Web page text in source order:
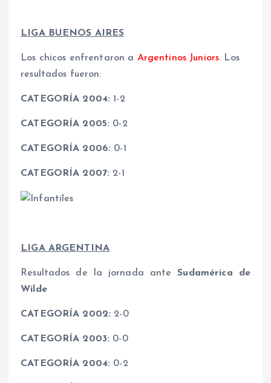
LIGA BUENOS AIRES
Los chicos enfrentaron a Argentinos Juniors. Los
resultados fueron:
CATEGORÍA 2004: 1-2
CATEGORÍA 2005: 0-2
CATEGORÍA 2006: 0-1
CATEGORÍA 2007: 2-1
LIGA ARGENTINA
Resultados de la jornada anteSudamérica de
Wilde
CATEGORÍA 2002: 2-0
CATEGORÍA 2003: 0-0
CATEGORÍA 2004: 0-2